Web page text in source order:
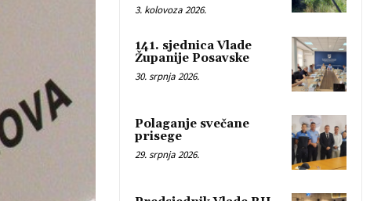
3. kolovoza 2026.
141. sjednica Vlade
Županije Posavske
30. srpnja 2026.
Polaganje svečane
prisege
29. srpnja 2026.